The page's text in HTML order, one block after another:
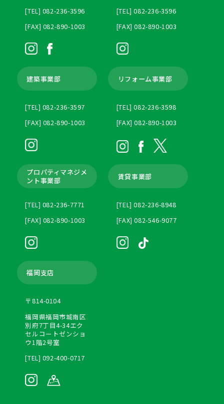
[TEL] 082-236-3596
[FAX] 082-890-1003
[TEL] 082-236-3596
[FAX] 082-890-1003
建築事業部
[TEL] 082-236-3597
[FAX] 082-890-1003
リフォーム事業部
[TEL] 082-236-3598
[FAX] 082-890-1003
プロパティマネジメ
ント事業部
[TEL] 082-236-7771
[FAX] 082-890-1003
賃貸事業部
[TEL] 082-236-8948
[FAX] 082-546-9077
福岡支店
〒814-0104
福岡県福岡市城南区
別府7丁目4-34エク
セルコートゼンショ
ウ1階2号室
[TEL] 092-400-0717